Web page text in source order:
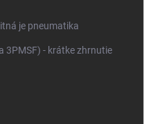
je pneumatika
3PMSF) - krátke zhrnutie